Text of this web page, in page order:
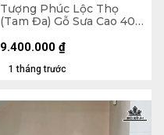
Tượng Phúc Lộc Thọ
(Tam Đa) Gỗ Sưa Cao 40
1 tháng trước
9.400.000 ₫